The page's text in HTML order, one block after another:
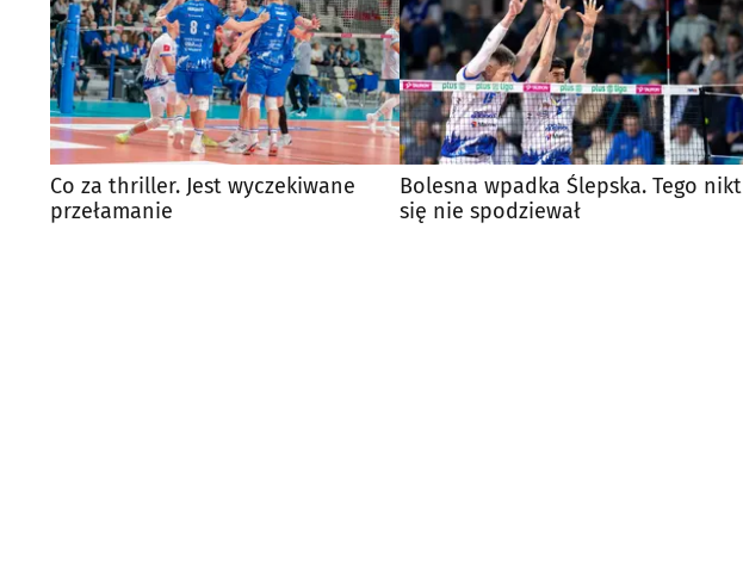
Co za thriller. Jest wyczekiwane
przełamanie
Bolesna wpadka Ślepska. Tego nikt
się nie spodziewał